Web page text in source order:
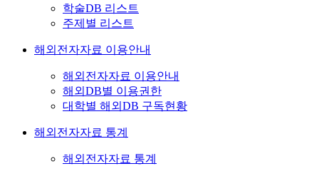
학술DB 리스트
주제별 리스트
해외전자자료 이용안내
해외전자자료 이용안내
해외DB별 이용권한
대학별 해외DB 구독현황
해외전자자료 통계
해외전자자료 통계